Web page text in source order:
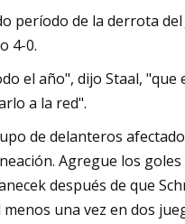
período de la derrota
4-0.
el año", dijo Staal,
a la red".
de delanteros
Agregue los
después de que
una vez en dos